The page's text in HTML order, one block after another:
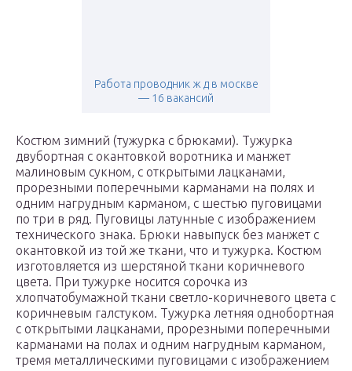
Работа проводник ж д в москве
— 16 вакансий
Костюм зимний (тужурка с брюками). Тужурка
двубортная с окантовкой воротника и манжет
малиновым сукном, с открытыми лацканами,
прорезными поперечными карманами на полях и
одним нагрудным карманом, с шестью пуговицами
по три в ряд. Пуговицы латунные с изображением
технического знака. Брюки навыпуск без манжет с
окантовкой из той же ткани, что и тужурка. Костюм
изготовляется из шерстяной ткани коричневого
цвета. При тужурке носится сорочка из
хлопчатобумажной ткани светло-коричневого цвета с
коричневым галстуком. Тужурка летняя однобортная
с открытыми лацканами, прорезными поперечными
карманами на полах и одним нагрудным карманом,
тремя металлическими пуговицами с изображением